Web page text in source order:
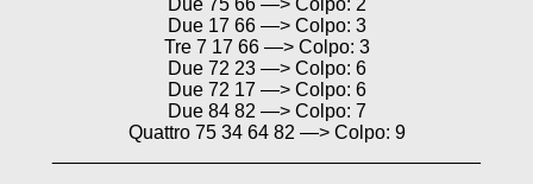
Due 17 66 —> Colpo: 3
Tre 7 17 66 —> Colpo: 3
Due 72 23 —> Colpo: 6
Due 72 17 —> Colpo: 6
Due 84 82 —> Colpo: 7
Quattro 75 34 64 82 —> Colpo: 9